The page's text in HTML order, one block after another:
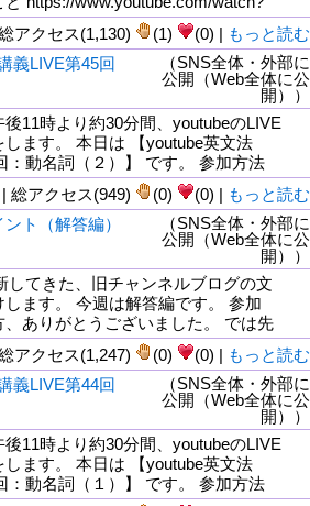
アクセス(1,130) (1) (0) | もっと読む
義LIVE第45回
（SNS全体・外部に
公開（Web全体に公
開））
11時より約30分間、youtubeのLIVE
ます。 本日は 【youtube英文法
：動名詞（２）】 です。 参加方法
| 総アクセス(949) (0) (0) | もっと読む
ト（解答編）
（SNS全体・外部に
公開（Web全体に公
開））
してきた、旧チャンネルブログの文
ます。 今週は解答編です。 参加
、ありがとうございました。 では先
アクセス(1,247) (0) (0) | もっと読む
義LIVE第44回
（SNS全体・外部に
公開（Web全体に公
開））
11時より約30分間、youtubeのLIVE
ます。 本日は 【youtube英文法
：動名詞（１）】 です。 参加方法